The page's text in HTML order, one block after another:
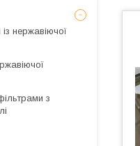
нержавіючої
з